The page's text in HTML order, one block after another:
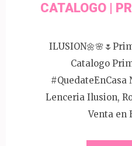
CATALOGO |
Catalogo
#QuedateEnCasa
Lenceria Ilusion,
Venta en